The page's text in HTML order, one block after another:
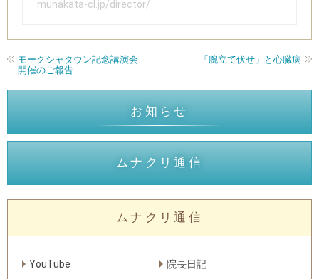
munakata-cl.jp/director/
モークシャタウン記念講演会
開催のご報告
「腕立て伏せ」と心臓病
お知らせ
ムナクリ通信
ムナクリ通信
YouTube 院長日記